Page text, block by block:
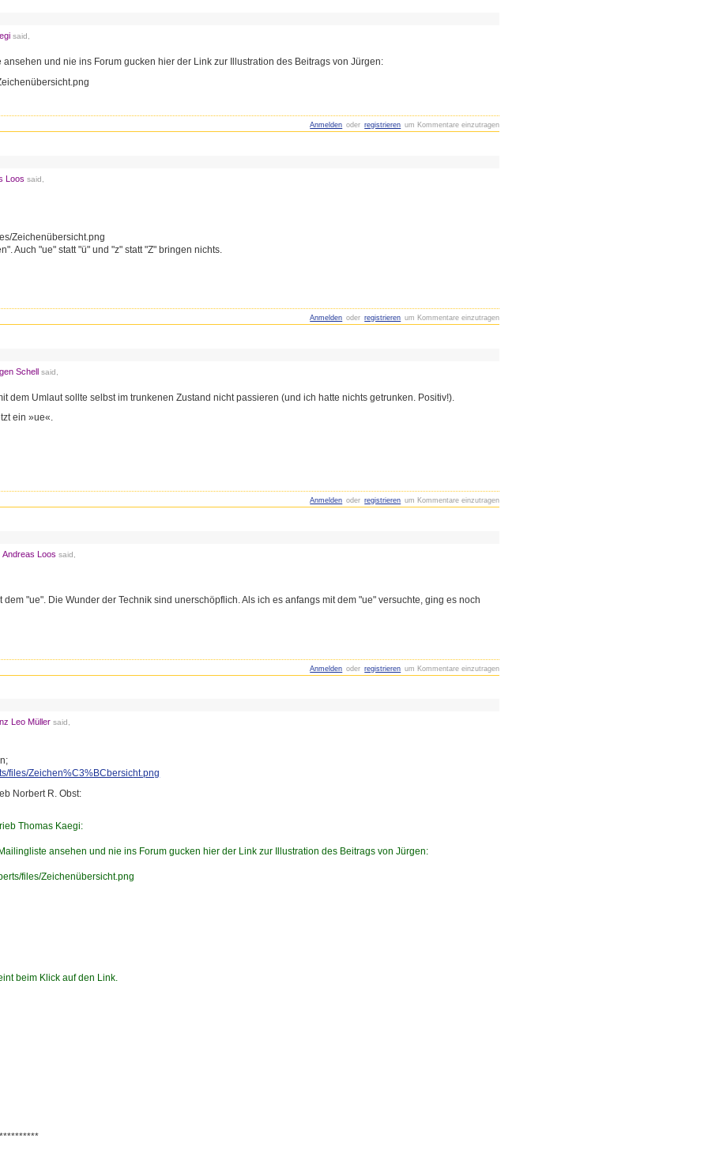
said,
und nie ins Forum gucken hier der Link zur Illustration des Beitrags von Jürgen:
g
Anmelden oder registrieren um Kommentare einzutragen
Loos said,
Zeichenübersicht.png
Auch "ue" statt "ü" und "z" statt "Z" bringen nichts.
Anmelden oder registrieren um Kommentare einzutragen
Schell said,
dem Umlaut sollte selbst im trunkenen Zustand nicht passieren (und ich hatte nichts getrunken. Positiv!).
ein »ue«.
Anmelden oder registrieren um Kommentare einzutragen
Andreas Loos said,
dem "ue". Die Wunder der Technik sind unerschöpflich. Als ich es anfangs mit dem "ue" versuchte, ging es noch
Anmelden oder registrieren um Kommentare einzutragen
Leo Müller said,
files/Zeichen%C3%BCbersicht.png
Norbert R. Obst:
Thomas Kaegi:
ansehen und nie ins Forum gucken hier der Link zur Illustration des Beitrags von Jürgen:
rts/files/Zeichenübersicht.png
beim Klick auf den Link.